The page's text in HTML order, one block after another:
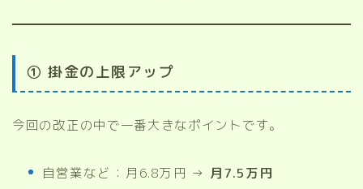
① 掛金の上限アップ
今回の改正の中で一番大きなポイントです。
自営業など：月6.8万円 → 月7.5万円